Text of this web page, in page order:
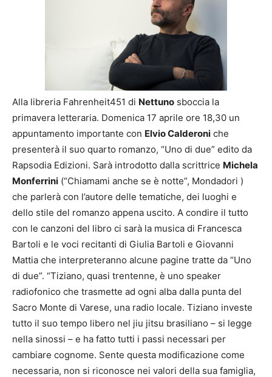
Alla libreria Fahrenheit451 di Nettuno sboccia la
primavera letteraria. Domenica 17 aprile ore 18,30 un
appuntamento importante con Elvio Calderoni che
presenterà il suo quarto romanzo, “Uno di due” edito da
Rapsodia Edizioni. Sarà introdotto dalla scrittrice Michela
Monferrini (“Chiamami anche se è notte”, Mondadori )
che parlerà con l’autore delle tematiche, dei luoghi e
dello stile del romanzo appena uscito. A condire il tutto
con le canzoni del libro ci sarà la musica di Francesca
Bartoli e le voci recitanti di Giulia Bartoli e Giovanni
Mattia che interpreteranno alcune pagine tratte da “Uno
di due”. “Tiziano, quasi trentenne, è uno speaker
radiofonico che trasmette ad ogni alba dalla punta del
Sacro Monte di Varese, una radio locale. Tiziano investe
tutto il suo tempo libero nel jiu jitsu brasiliano – si legge
nella sinossi – e ha fatto tutti i passi necessari per
cambiare cognome. Sente questa modificazione come
necessaria, non si riconosce nei valori della sua famiglia,